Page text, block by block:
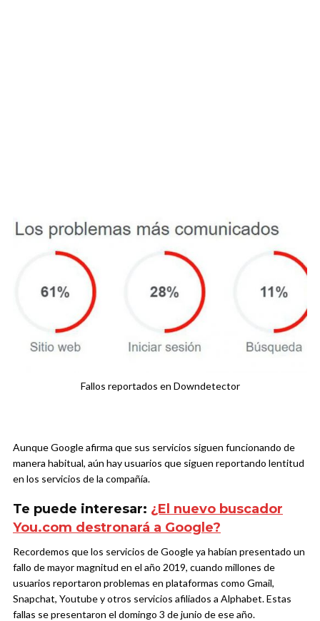
Fallos reportados en Downdetector
Aunque Google afirma que sus servicios siguen funcionando de
manera habitual, aún hay usuarios que siguen reportando lentitud
en los servicios de la compañía.
Te puede interesar: ¿El nuevo buscador
You.com destronará a Google?
Recordemos que los servicios de Google ya habían presentado un
fallo de mayor magnitud en el año 2019, cuando millones de
usuarios reportaron problemas en plataformas como Gmail,
Snapchat, Youtube y otros servicios afiliados a Alphabet. Estas
fallas se presentaron el domingo 3 de junio de ese año.